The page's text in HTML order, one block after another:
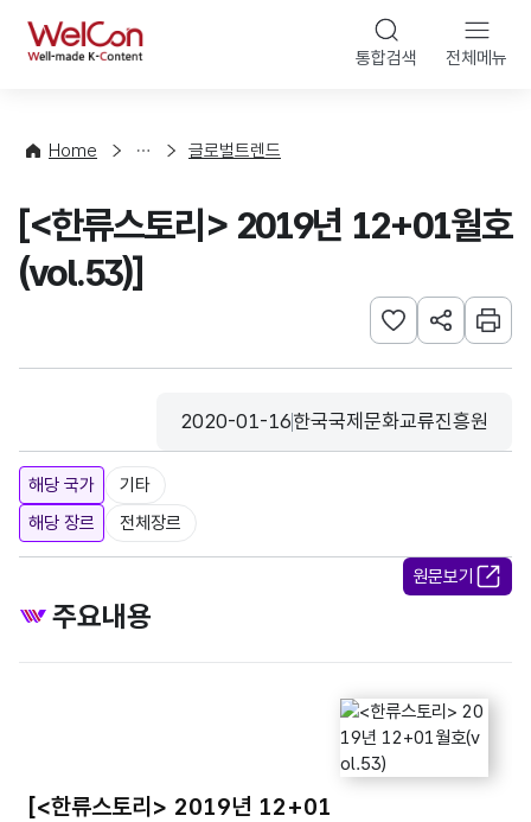
WelCon 통합검색 전체메뉴
Home
향
계
글로벌트렌드
[<한류스토리> 2019년 12+01월호
(vol.53)]
관심사 등록하기
URL 공유하
인쇄
등록일
2020-01-16
수집기관
한국국제문화교류진흥원
해당 국가
기타
해당 장르
전체장르
원문보기
주요내용
[<한류스토리> 2019년 12+01